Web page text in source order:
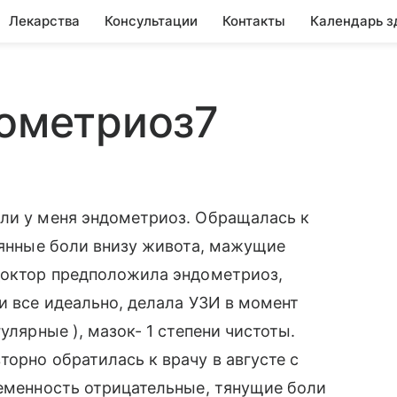
Лекарства Консультации Контакты Календарь
у меня эндометриоз. Обращалась к
боли внизу живота, мажущие
предположила эндометриоз,
все идеально, делала УЗИ в момент
), мазок- 1 степени чистоты.
обратилась к врачу в августе с
отрицательные, тянущие боли